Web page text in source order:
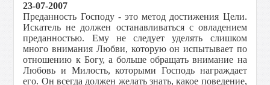
23-07-2007
Преданность Господу - это метод достижения Цели.
Искатель не должен останавливаться с овладением
преданностью. Ему не следует уделять слишком
много внимания Любви, которую он испытывает по
отношению к Богу, а больше обращать внимание на
Любовь и Милость, которыми Господь награждает
его. Он всегда должен желать знать, какое поведение,